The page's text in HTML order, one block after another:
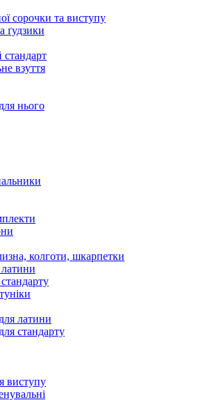
сорочки та виступу
ґудзики
стандарт
взуття
нього
колготи, шкарпетки
латини
стандарту
виступу